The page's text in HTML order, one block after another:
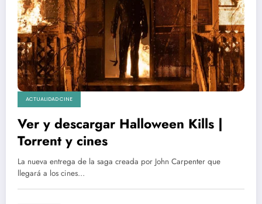
ACTUALIDAD CINE
Ver y descargar Halloween Kills |
Torrent y cines
La nueva entrega de la saga creada por John Carpenter que
llegará a los cines…